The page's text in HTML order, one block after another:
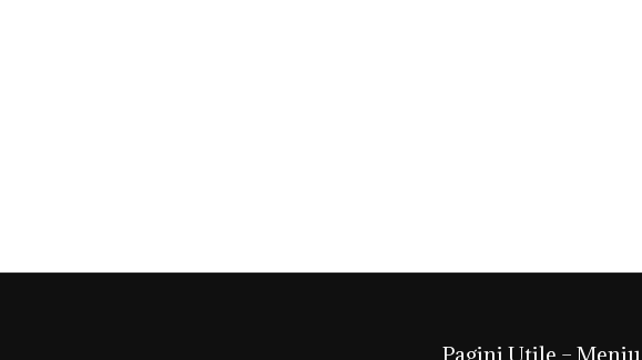
Pagini Utile – Meniu